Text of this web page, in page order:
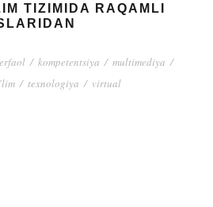
TIZIMIDA RAQAMLI
/ kompetentsiya / multimediya /
/ texnologiya / virtual